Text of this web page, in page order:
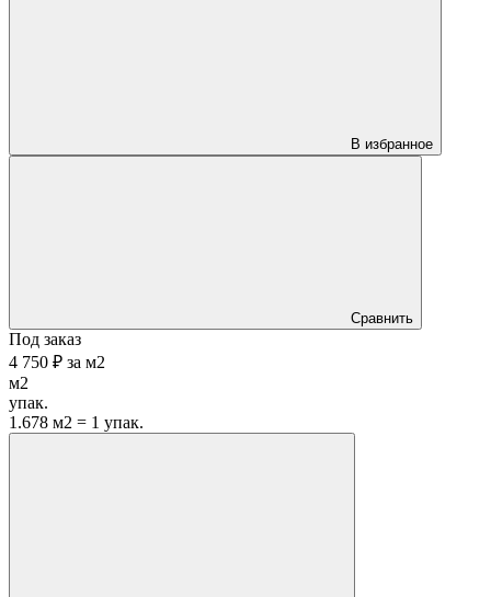
В избранное
Сравнить
Под заказ
4 750 ₽ за м2
м2
упак.
1.678 м2 = 1 упак.